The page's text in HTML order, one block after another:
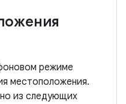
режиме
местоположения.
из следующих